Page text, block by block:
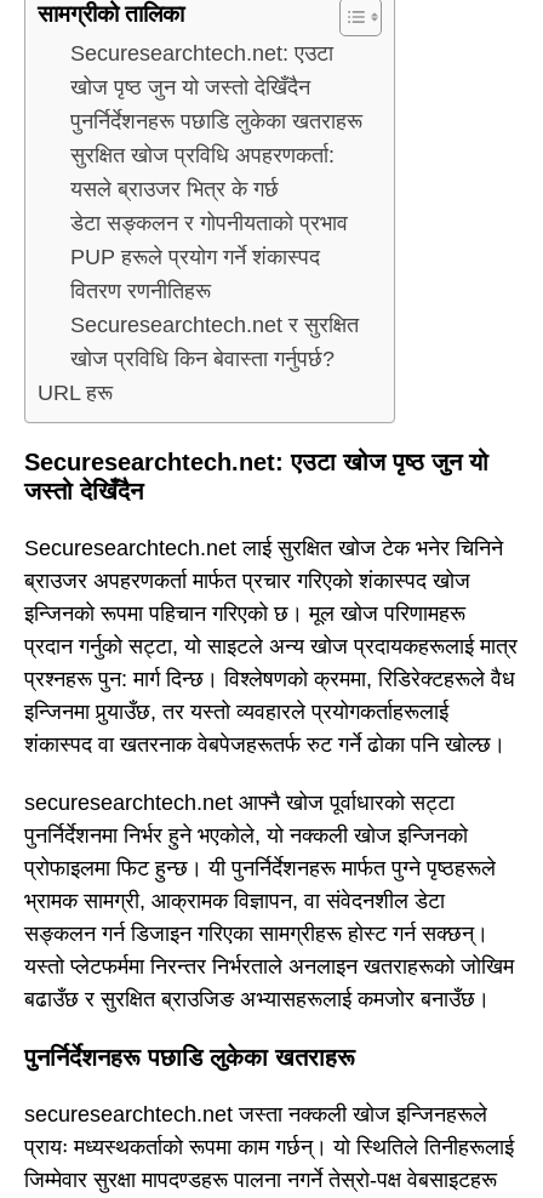
सामग्रीको तालिका
Securesearchtech.net: एउटा
खोज पृष्ठ जुन यो जस्तो देखिँदैन
पुनर्निर्देशनहरू पछाडि लुकेका खतराहरू
सुरक्षित खोज प्रविधि अपहरणकर्ता:
यसले ब्राउजर भित्र के गर्छ
डेटा सङ्कलन र गोपनीयताको प्रभाव
PUP हरूले प्रयोग गर्ने शंकास्पद
वितरण रणनीतिहरू
Securesearchtech.net र सुरक्षित
खोज प्रविधि किन बेवास्ता गर्नुपर्छ?
URL हरू
Securesearchtech.net: एउटा खोज पृष्ठ जुन यो
जस्तो देखिँदैन
Securesearchtech.net लाई सुरक्षित खोज टेक भनेर चिनिने
ब्राउजर अपहरणकर्ता मार्फत प्रचार गरिएको शंकास्पद खोज
इन्जिनको रूपमा पहिचान गरिएको छ। मूल खोज परिणामहरू
प्रदान गर्नुको सट्टा, यो साइटले अन्य खोज प्रदायकहरूलाई मात्र
प्रश्नहरू पुन: मार्ग दिन्छ। विश्लेषणको क्रममा, रिडिरेक्टहरूले वैध
इन्जिनमा पुर्‍याउँछ, तर यस्तो व्यवहारले प्रयोगकर्ताहरूलाई
शंकास्पद वा खतरनाक वेबपेजहरूतर्फ रुट गर्ने ढोका पनि खोल्छ।
securesearchtech.net आफ्नै खोज पूर्वाधारको सट्टा
पुनर्निर्देशनमा निर्भर हुने भएकोले, यो नक्कली खोज इन्जिनको
प्रोफाइलमा फिट हुन्छ। यी पुनर्निर्देशनहरू मार्फत पुग्ने पृष्ठहरूले
भ्रामक सामग्री, आक्रामक विज्ञापन, वा संवेदनशील डेटा
सङ्कलन गर्न डिजाइन गरिएका सामग्रीहरू होस्ट गर्न सक्छन्।
यस्तो प्लेटफर्ममा निरन्तर निर्भरताले अनलाइन खतराहरूको जोखिम
बढाउँछ र सुरक्षित ब्राउजिङ अभ्यासहरूलाई कमजोर बनाउँछ।
पुनर्निर्देशनहरू पछाडि लुकेका खतराहरू
securesearchtech.net जस्ता नक्कली खोज इन्जिनहरूले
प्रायः मध्यस्थकर्ताको रूपमा काम गर्छन्। यो स्थितिले तिनीहरूलाई
जिम्मेवार सुरक्षा मापदण्डहरू पालना नगर्ने तेस्रो-पक्ष वेबसाइटहरू